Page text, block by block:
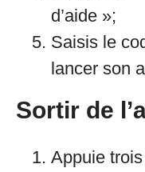
d’aide »;
Saisis le
lancer son
Sortir de
Appuie